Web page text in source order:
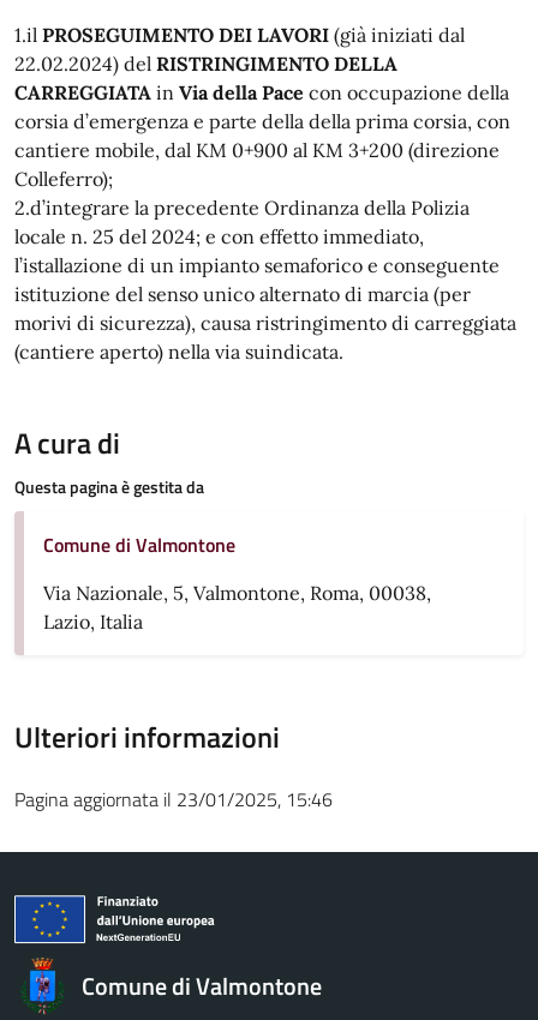
1.il PROSEGUIMENTO DEI LAVORI (già iniziati dal
22.02.2024) del RISTRINGIMENTO DELLA
CARREGGIATA in Via della Pace con occupazione della
corsia d’emergenza e parte della della prima corsia, con
cantiere mobile, dal KM 0+900 al KM 3+200 (direzione
Colleferro);
2.d’integrare la precedente Ordinanza della Polizia
locale n. 25 del 2024; e con effetto immediato,
l’istallazione di un impianto semaforico e conseguente
istituzione del senso unico alternato di marcia (per
morivi di sicurezza), causa ristringimento di carreggiata
(cantiere aperto) nella via suindicata.
A cura di
Questa pagina è gestita da
Comune di Valmontone
Via Nazionale, 5, Valmontone, Roma, 00038,
Lazio, Italia
Ulteriori informazioni
Pagina aggiornata il 23/01/2025, 15:46
Comune di Valmontone